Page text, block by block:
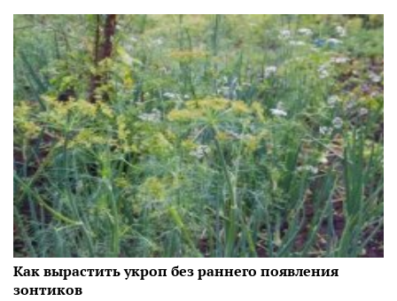
Как вырастить укроп без раннего появления
зонтиков